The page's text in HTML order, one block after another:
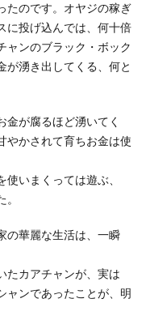
たのです。オヤジの稼ぎ
に投げ込んでは、何十倍
ャンのブラック・ボック
が湧き出してくる、何と
金が腐るほど湧いてく
やかされて育ちお金は使
いまくっては遊ぶ、
の華麗な生活は、一瞬
たカアチャンが、実は
ャンであったことが、明